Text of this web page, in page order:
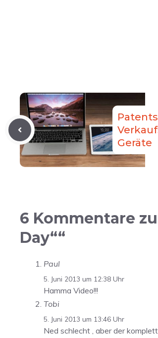
Geräte
6 Kommentare
Day““
Paul
5. Juni 2013 um 12:38 Uhr
Hamma Video!!!
Tobi
5. Juni 2013 um 13:46 Uhr
Ned schlecht , aber der